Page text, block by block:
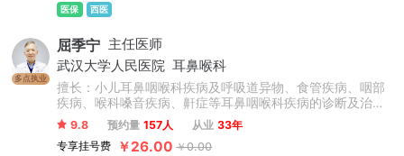
医保 西医
多点执业
屈季宁 主任医师
武汉大学人民医院 耳鼻喉科
擅长：小儿耳鼻咽喉科疾病及呼吸道异物、食管疾病、咽部
疾病、喉科嗓音疾病、鼾症等耳鼻咽喉科疾病的诊断及治
疗。
9.8 预约量 157人 从业 33年
专享挂号费
￥26.00 ￥0.00